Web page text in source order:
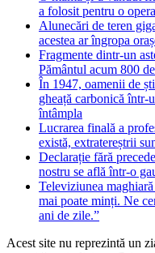
a folosit pentru o
Alunecări de teren
acestea ar îngropa
Fragmente dintr-un
Pământul acum 800
În 1947, oamenii de
gheață carbonică într-
întâmpla
Lucrarea finală a
există, extratereștrii
Declarație fără
nostru se află într-o
Televiziunea
mai poate minți. Ne
ani de zile.”
Acest site nu reprezintă un